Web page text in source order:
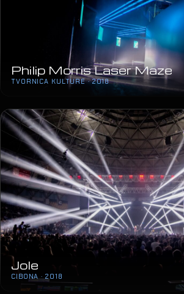
Philip Morris Laser Maze
TVORNICA KULTURE · 2018
Jole
CIBONA · 2018